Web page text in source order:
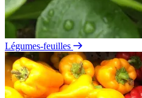
Légumes-feuilles